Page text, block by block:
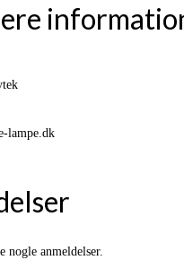
lampe.dk
nogle anmeldelser.